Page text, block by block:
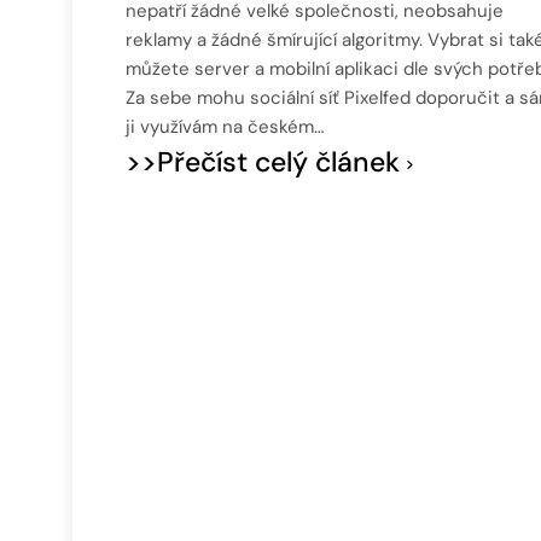
nepatří žádné velké společnosti, neobsahuje
reklamy a žádné šmírující algoritmy. Vybrat si
můžete server a mobilní aplikaci dle svých
Za sebe mohu sociální síť Pixelfed doporučit a
ji využívám na českém…
>>Přečíst celý článek